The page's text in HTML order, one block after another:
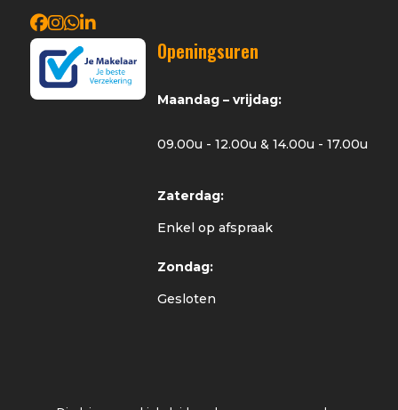
Openingsuren
Maandag – vrijdag:
09.00u - 12.00u & 14.00u - 17.00u
Zaterdag:
Enkel op afspraak
Zondag:
Gesloten